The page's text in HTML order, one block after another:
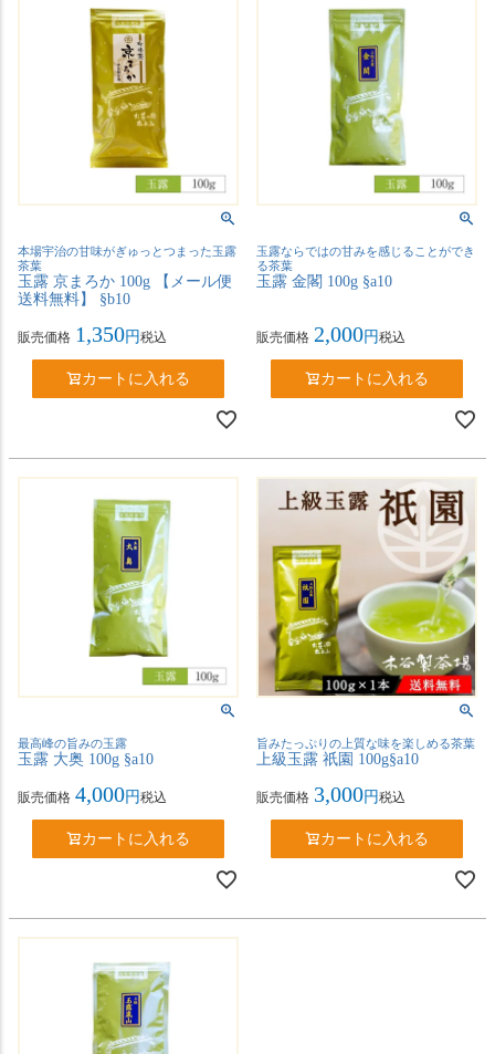
本場宇治の甘味がぎゅっとつまった玉露
茶葉
玉露 京まろか 100g 【メール便
送料無料】 §b10
販売価格 1,350 税込
カートに入れる
玉露ならではの甘みを感じることができ
る茶葉
玉露 金閣 100g §a10
販売価格 2,000 税込
カートに入れる
最高峰の旨みの玉露
玉露 大奥 100g §a10
販売価格 4,000 税込
カートに入れる
旨みたっぷりの上質な味を楽しめる茶葉
上級玉露 祇園 100g§a10
販売価格 3,000 税込
カートに入れる